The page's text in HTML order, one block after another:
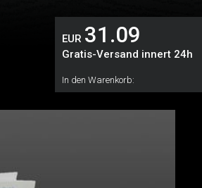
EUR 31.09
Gratis-Versand innert 24h
In den Warenkorb: